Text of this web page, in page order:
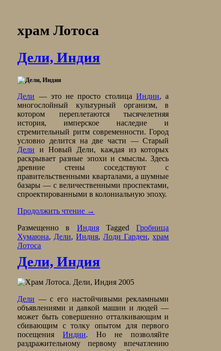
храм Лотоса
Дели, Индия
Дели — это не просто столицаИндии, а
многослойный культурный организм, в
котором переплетаются тысячелетняя
история, имперское наследие и
стремительный ритм современности. Город
условно делится на две части — Старый
Дели и Новый Дели, каждая из которых
раскрывает разные эпохи и смыслы. Здесь
древние стены соседствуют с
правительственными кварталами, а шумные
базары — с величественными проспектами,
спроектированными в колониальную эпоху.
Продолжить чтение →
Размещенно в Индия TaggedГробница
Хумаюна, Дели,Индия,Лоди Гарден,храм
Лотоса
Дели, Индия
Дели — с его настойчивыми рекламными
объявлениями и давкой машин и людей —
может быть совершенно отталкивающим и
сбивающим с толку опытом для первого
посещенияИндии. Но не позволяйте
раздражительному первому впечатлению